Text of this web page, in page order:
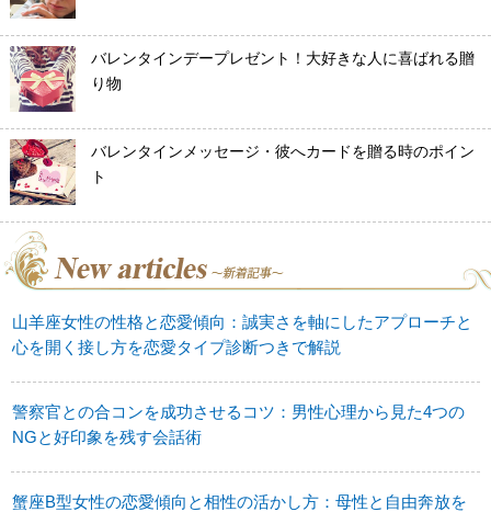
バレンタインデープレゼント！大好きな人に喜ばれる贈
り物
バレンタインメッセージ・彼へカードを贈る時のポイン
ト
山羊座女性の性格と恋愛傾向：誠実さを軸にしたアプローチと
心を開く接し方を恋愛タイプ診断つきで解説
警察官との合コンを成功させるコツ：男性心理から見た4つの
NGと好印象を残す会話術
蟹座B型女性の恋愛傾向と相性の活かし方：母性と自由奔放を